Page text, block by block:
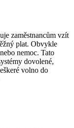
zaměstnancům vzít
plat. Obvykle
nemoc. Tato
dovolené,
volno do